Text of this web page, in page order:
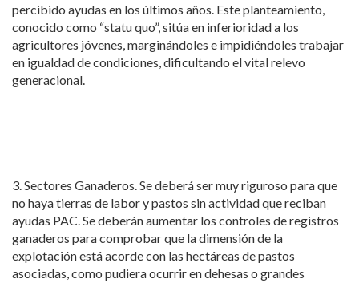
percibido ayudas en los últimos años. Este planteamiento,
conocido como “statu quo”, sitúa en inferioridad a los
agricultores jóvenes, marginándoles e impidiéndoles trabajar
en igualdad de condiciones, dificultando el vital relevo
generacional.
3. Sectores Ganaderos. Se deberá ser muy riguroso para que
no haya tierras de labor y pastos sin actividad que reciban
ayudas PAC. Se deberán aumentar los controles de registros
ganaderos para comprobar que la dimensión de la
explotación está acorde con las hectáreas de pastos
asociadas, como pudiera ocurrir en dehesas o grandes